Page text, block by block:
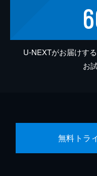
U-NEXTがお届けす
お
無料トラ